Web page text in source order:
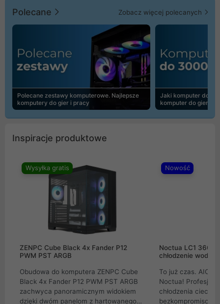
Polecane Zobacz więcej polecanych
Polecane zestawy komputerowe. Najlepsze
komputery do gier i pracy
Jaki komputer do
komputer do gier |
Inspiracje produktowe
Wysyłka gratis
ZENPC Cube Black 4x Fander P12
PWM PST ARGB
Obudowa do komputera ZENPC Cube
Black 4x Fander P12 PWM PST ARGB
zachwyca panoramicznym widokiem
dzięki dwóm panelom z hartowanego
Nowość
Noctua LC1
chłodzenie wodne
To już czas. AIO
Noctua!
chłodzenia cieczą